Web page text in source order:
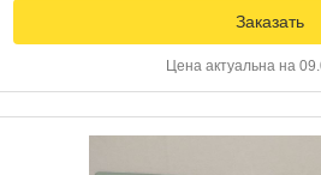
Заказать
Цена актуальна на